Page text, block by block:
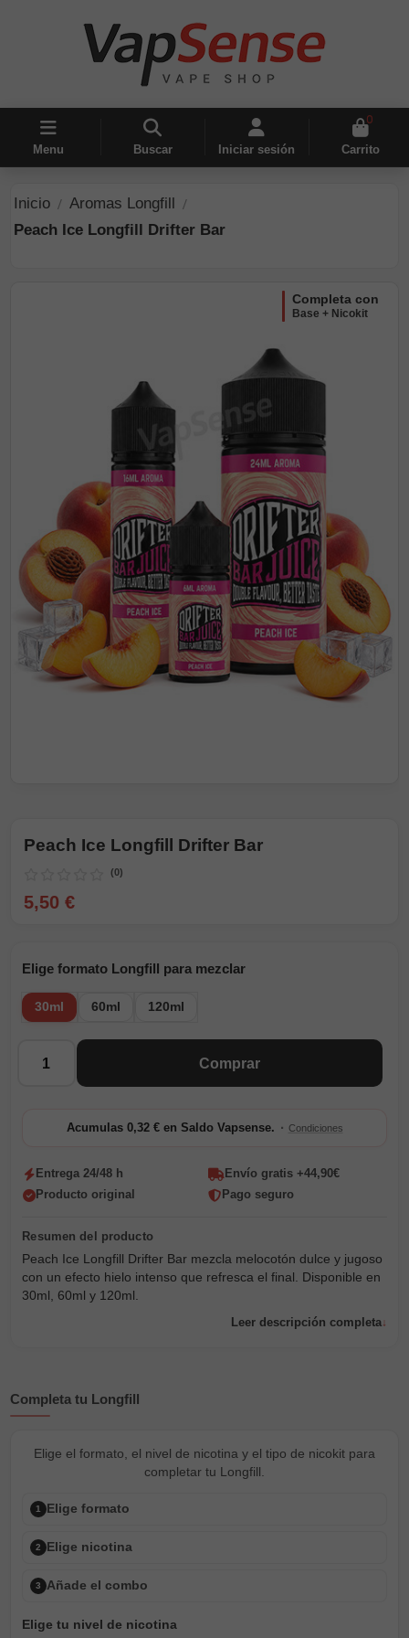
Menu Buscar Iniciar sesión
0
Carrito
Inicio
Aromas Longfill
Peach Ice Longfill Drifter Bar
completa con
Base + Nicokit
Peach Ice Longfill Drifter Bar
(0)
5,50 €
Elige formato Longfill para mezclar
30ml 60ml 120ml
Comprar
Acumulas 0,32 € en Saldo Vapsense. · Condiciones
Entrega 24/48 h
Envío gratis +44,90€
Producto original
Pago seguro
Peach Ice Longfill Drifter Bar mezcla melocotón dulce y jugoso
con un efecto hielo intenso que refresca el final. Disponible en
30ml, 60ml y 120ml.
Leer descripción completa
Completa tu Longfill
Elige el formato, el nivel de nicotina y el tipo de nicokit para
completar tu Longfill.
1 Elige formato
2 Elige nicotina
3 Añade el combo
Elige tu nivel de nicotina